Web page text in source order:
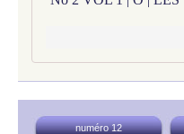
numéro 12